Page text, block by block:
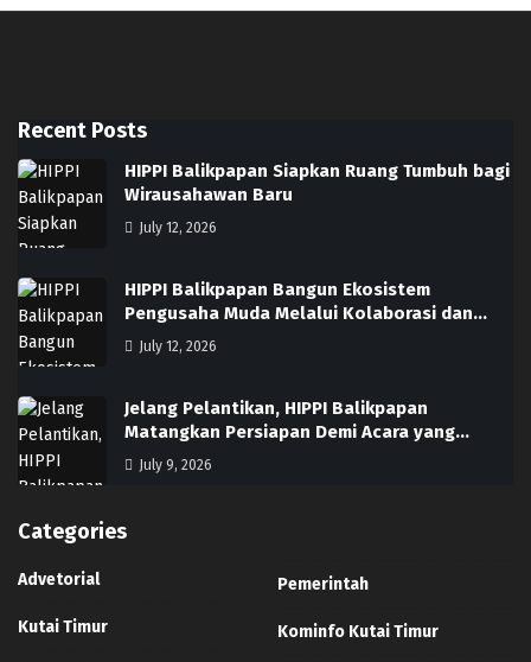
Recent Posts
HIPPI Balikpapan Siapkan Ruang Tumbuh bagi
Wirausahawan Baru
July 12, 2026
HIPPI Balikpapan Bangun Ekosistem
Pengusaha Muda Melalui Kolaborasi dan…
July 12, 2026
Jelang Pelantikan, HIPPI Balikpapan
Matangkan Persiapan Demi Acara yang…
July 9, 2026
Categories
Advetorial
Kutai Timur
Pemerintah
Kominfo Kutai Timur